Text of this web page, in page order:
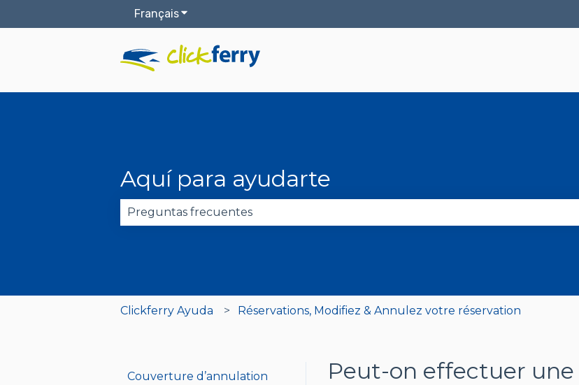
FrançaisAfficher le sous-menu pour les traductions
Aquí para ayudarte
Clickferry Ayuda Réservations, Modifiez & Annulez votre réservation
Peut-on effectuer
Couverture d’annulation